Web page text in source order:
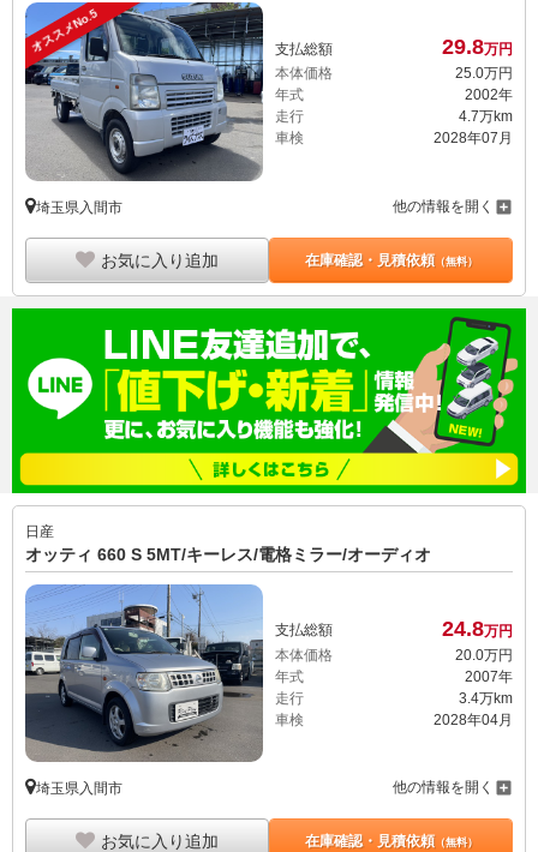
オススメNo.5 支払総額 29.8万円
本体価格
25.0万円
年式
2002年
走行
4.7万km
車検
2028年07月
埼玉県入間市 他の情報を開く
お気に入り追加 在庫確認・見積依頼（無料）
日産
オッティ 660 S 5MT/キーレス/電格ミラー/オーディオ
支払総額 24.8万円
本体価格
20. 0万円
年式
2007年
走行
3.4万km
車検
2028年04月
埼玉県入間市 他の情報を開く
お気に入り追加 在庫確認・見積依頼（無料）